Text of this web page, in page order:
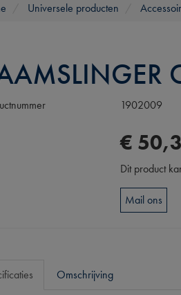
Universele producten
1902009
€ 50,
Dit product
Mail ons
Omschrijving